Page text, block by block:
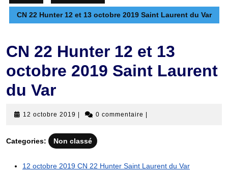
CN 22 Hunter 12 et 13 octobre 2019 Saint Laurent du Var
CN 22 Hunter 12 et 13
octobre 2019 Saint Laurent
du Var
12 octobre 2019 12
2019
0 commentaire
Categories: Non classé
12 octobre 2019 CN 22 Hunter Saint Laurent du Var